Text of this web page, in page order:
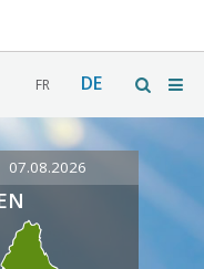
FR DE
07.08.2026